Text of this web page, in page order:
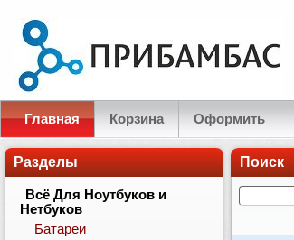
Главная Корзина Оформить
Поиск
Разделы
Всё Для Ноутбуков и
Нетбуков
Батареи